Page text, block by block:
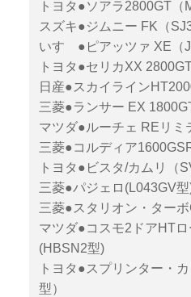
トヨタ●ソアラ2800GT（
スズキ●ジムニー FK（
いすゞ●ピアッツァ XE（
トヨタ●セリカXX
日産●スカイライン
三菱●ランサー EX
マツダ●ルーチェ REリミ
三菱●コルディア
トヨタ●ビスタ/カムリ（
三菱●パジェロ(L043GV
三菱●スタリオン・ター
マツダ●コスモ2ドアHT
(HBSN2型)
トヨタ●スプリンター・
型）